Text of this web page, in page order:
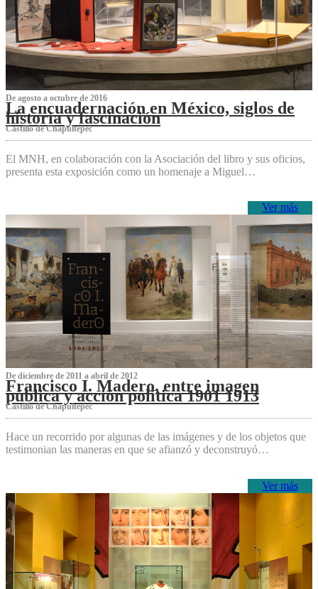
De agosto a octubre de 2016
La encuadernación en México, siglos de
historia y fascinación
Castillo de Chapultepec
El MNH, en colaboración con la Asociación del libro y sus oficios,
presenta esta exposición como un homenaje a Miguel…
Ver más
De diciembre de 2011 a abril de 2012
Francisco I. Madero, entre imagen
pública y acción política 1901 1913
Castillo de Chapultepec
Hace un recorrido por algunas de las imágenes y de los objetos que
testimonian las maneras en que se afianzó y deconstruyó…
Ver más